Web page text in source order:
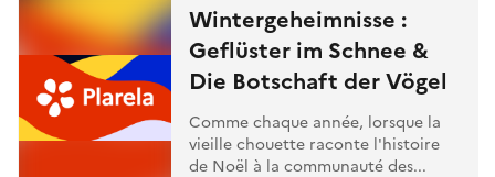
Wintergeheimnisse :
Geflüster im Schnee &
Die Botschaft der Vögel
Comme chaque année, lorsque la
vieille chouette raconte l'histoire
de Noël à la communauté des...